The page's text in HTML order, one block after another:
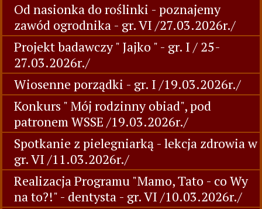
Od nasionka do roślinki - poznajemy
zawód ogrodnika - gr. VI /27.03.2026r./
Projekt badawczy " Jajko " - gr. I / 25-
27.03.2026r./
Wiosenne porządki - gr. I /19.03.2026r./
Konkurs " Mój rodzinny obiad", pod
patronem WSSE /19.03.2026r./
Spotkanie z pielegniarką - lekcja zdrowia w
gr. VI /11.03.2026r./
Realizacja Programu "Mamo, Tato - co Wy
na to?!" - dentysta - gr. VI /10.03.2026r./